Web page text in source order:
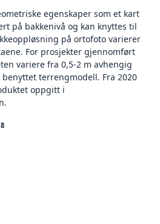
egenskaper som et kart
på bakkenivå og kan knyttes til
på ortofoto varierer
For prosjekter gjennomført
variere fra 0,5-2 m avhengig
terrengmodell. Fra 2020
oppgitt i
8